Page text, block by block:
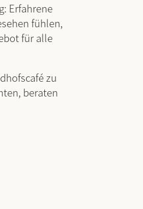
Erfahrene
fühlen,
für alle
zu
beraten